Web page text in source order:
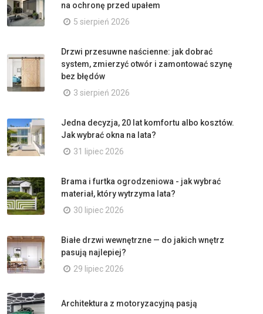
na ochronę przed upałem
5 sierpień 2026
Drzwi przesuwne naścienne: jak dobrać
system, zmierzyć otwór i zamontować szynę
bez błędów
3 sierpień 2026
Jedna decyzja, 20 lat komfortu albo kosztów.
Jak wybrać okna na lata?
31 lipiec 2026
Brama i furtka ogrodzeniowa - jak wybrać
materiał, który wytrzyma lata?
30 lipiec 2026
Białe drzwi wewnętrzne — do jakich wnętrz
pasują najlepiej?
29 lipiec 2026
Architektura z motoryzacyjną pasją